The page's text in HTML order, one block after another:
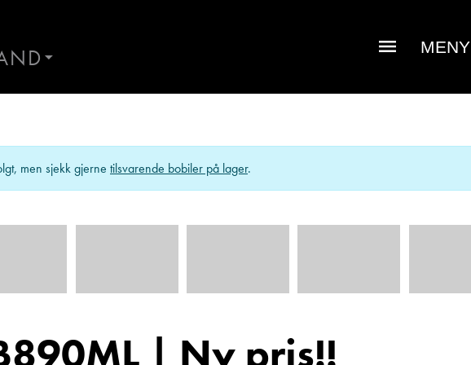
MENY
Morten Knutsen Hans Jacob Sausjord
men sjekk gjerne tilsvarende bobiler på lager.
| Ny pris!!